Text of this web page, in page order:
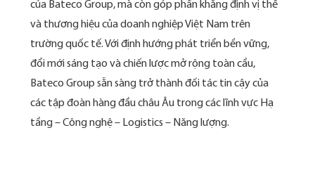
của Bateco Group, mà còn góp phần khẳng định vị thế
và thương hiệu của doanh nghiệp Việt Nam trên
trường quốc tế. Với định hướng phát triển bền vững,
đổi mới sáng tạo và chiến lược mở rộng toàn cầu,
Bateco Group sẵn sàng trở thành đối tác tin cậy của
các tập đoàn hàng đầu châu Âu trong các lĩnh vực Hạ
tầng – Công nghệ – Logistics – Năng lượng.